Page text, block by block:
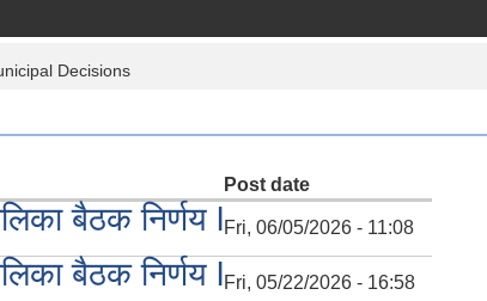
Decisions
Post date
बैठक निर्णय lFri, 06/05/2026 - 11:08
बैठक निर्णय lFri, 05/22/2026 - 16:58